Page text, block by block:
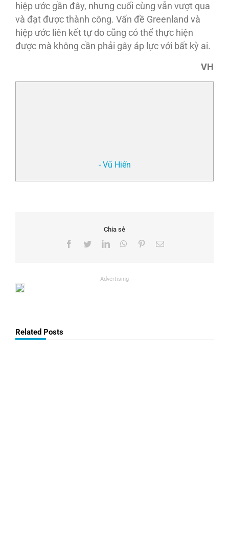
hiệp ước gần đây, nhưng cuối cùng vẫn vượt qua
và đạt được thành công. Vấn đề Greenland và
hiệp ước liên kết tự do cũng có thể thực hiện
được mà không cần phải gây áp lực với bất kỳ ai.
VH
- Vũ Hiến
Chia sẻ
Facebook
TwitterLinkedInWhatsApp
PinterestEmail
Related Posts